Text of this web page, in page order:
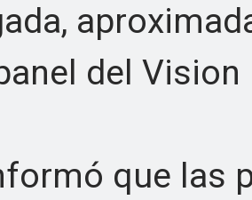
del Vision
que las